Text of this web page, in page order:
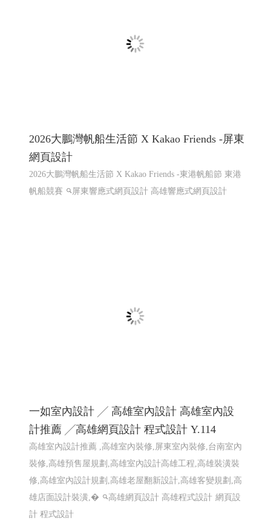
2026大鵬灣帆船生活節 X Kakao Friends -屏東
網頁設計
2026大鵬灣帆船生活節 X Kakao Friends -東港帆船節 東港
帆船競賽
屏東響應式網頁設計 高雄響應式網頁設計
一如室內設計 ╱ 高雄室內設計 高雄室內設
計推薦 ╱高雄網頁設計 程式設計 Y.114
高雄室內設計推薦 ,高雄室內裝修,屏東室內裝修,台南室內
裝修,高雄預售屋規劃,高雄室內設計高雄工程,高雄裝潢裝
修,高雄室內設計規劃,高雄老屋翻新設計,高雄客變規劃,高
雄店面設計裝潢,�
高雄網頁設計 高雄程式設計 網頁設
計 程式設計